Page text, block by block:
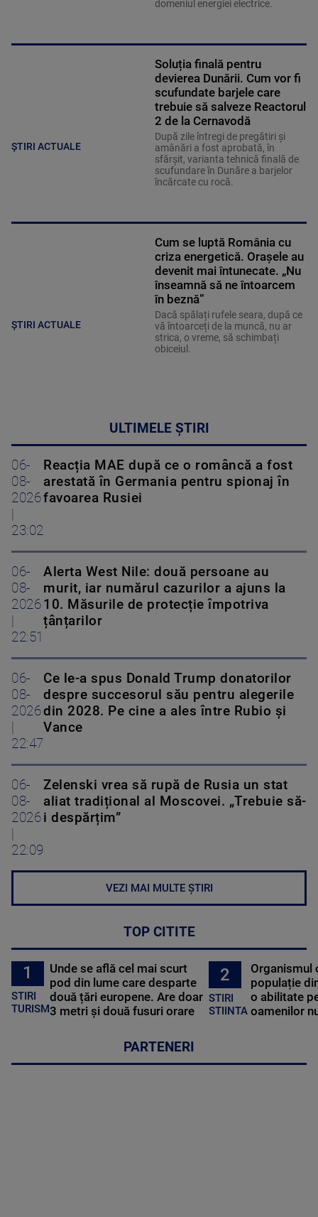
domeniul energiei electrice.
ȘTIRI ACTUALE
Soluția finală pentru
devierea Dunării. Cum vor fi
scufundate barjele care
trebuie să salveze Reactorul
2 de la Cernavodă
După zile întregi de pregătiri și
amânări a fost aprobată, în
sfârșit, varianta tehnică finală de
scufundare în Dunăre a barjelor
încărcate cu rocă.
ȘTIRI ACTUALE
Cum se luptă România cu
criza energetică. Orașele au
devenit mai întunecate. „Nu
înseamnă să ne întoarcem
în beznă”
Dacă spălați rufele seara, după ce
vă întoarceți de la muncă, nu ar
strica, o vreme, să schimbați
obiceiul.
ULTIMELE ȘTIRI
06-
08-
2026
23:02
Reacția MAE după ce o româncă a fost
arestată în Germania pentru spionaj în
favoarea Rusiei
06-
08-
2026
22:51
Alerta West Nile: două persoane au
murit, iar numărul cazurilor a ajuns la
10. Măsurile de protecție împotriva
țânțarilor
06-
08-
2026
22:47
Ce le-a spus Donald Trump donatorilor
despre succesorul său pentru alegerile
din 2028. Pe cine a ales între Rubio și
Vance
06-
08-
2026
22:09
Zelenski vrea să rupă de Rusia un stat
aliat tradițional al Moscovei. „Trebuie să-
i despărțim”
VEZI MAI MULTE ȘTIRI
TOP CITITE
1
STIRI
TURISM
Unde se află cel mai scurt
pod din lume care desparte
două țări europene. Are doar
3 metri și două fusuri orare
2
STIRI
STIINTA
Organismul
populație
o abilitate
oamenilor
PARTENERI